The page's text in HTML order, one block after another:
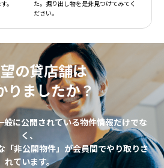
。
た。掘り出し物を是非見つけてみてく
ださい。
の貸店舗は
りましたか？
般に公開されている物件情報だけでな
く、
「非公開物件」が会員間でやり取りさ
れています。